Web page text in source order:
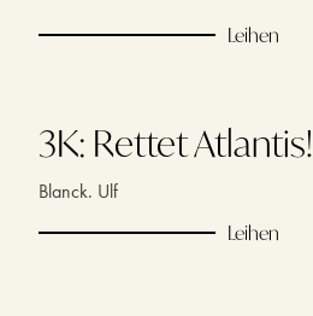
Leihen
3K: Rettet Atlantis!
Blanck. Ulf
Leihen